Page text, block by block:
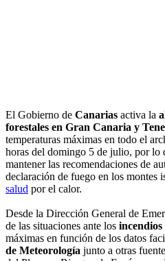
El Gobierno de Canarias activa la
forestales en Gran Canaria y
temperaturas máximas en todo el
horas del domingo 5 de julio, por lo
mantener las recomendaciones de
declaración de fuego en los montes
salud por el calor.
Desde la Dirección General de
de las situaciones ante los incendios
máximas en función de los datos
de Meteorología junto a otras